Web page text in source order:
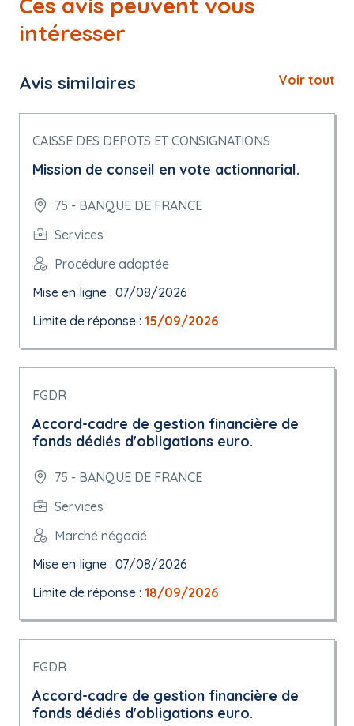
intéresser
Avis similaires Voir tout
CAISSE DES DEPOTS ET CONSIGNATIONS
Mission de conseil en vote actionnarial.
75 - BANQUE DE FRANCE
Services
Procédure adaptée
Mise en ligne : 07/08/2026
Limite de réponse : 15/09/2026
FGDR
Accord-cadre de gestion financière de
fonds dédiés d'obligations euro.
75 - BANQUE DE FRANCE
Services
Marché négocié
Mise en ligne : 07/08/2026
Limite de réponse : 18/09/2026
FGDR
Accord-cadre de gestion financière de
fonds dédiés d'obligations euro.